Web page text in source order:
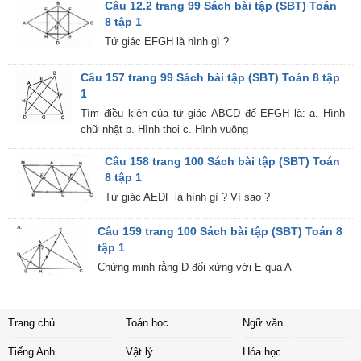
Câu 12.2 trang 99 Sách bài tập (SBT) Toán
8 tập 1
Tứ giác EFGH là hình gì ?
Câu 157 trang 99 Sách bài tập (SBT) Toán 8 tập
1
Tìm điều kiện của tứ giác ABCD để EFGH là: a. Hình
chữ nhật b. Hình thoi c. Hình vuông
Câu 158 trang 100 Sách bài tập (SBT) Toán
8 tập 1
Tứ giác AEDF là hình gì ? Vì sao ?
Câu 159 trang 100 Sách bài tập (SBT) Toán 8
tập 1
Chứng minh rằng D đối xứng với E qua A
Trang chủ Toán học Ngữ văn
Tiếng Anh Vật lý Hóa học